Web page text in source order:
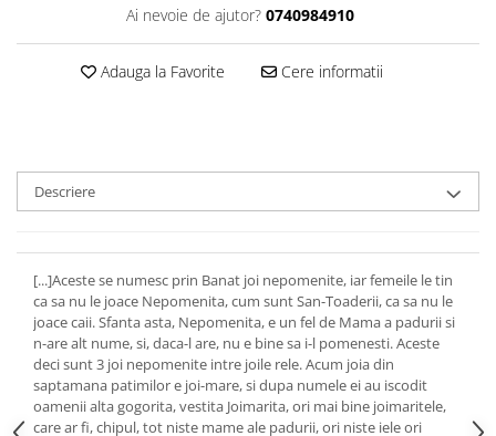
Ai nevoie de ajutor? 0740984910
Adauga la Favorite Cere informatii
Descriere
[...]Aceste se numesc prin Banat joi nepomenite, iar femeile le tin
ca sa nu le joace Nepomenita, cum sunt San-Toaderii, ca sa nu le
joace caii. Sfanta asta, Nepomenita, e un fel de Mama a padurii si
n-are alt nume, si, daca-l are, nu e bine sa i-l pomenesti. Aceste
deci sunt 3 joi nepomenite intre joile rele. Acum joia din
saptamana patimilor e joi-mare, si dupa numele ei au iscodit
oamenii alta gogorita, vestita Joimarita, ori mai bine joimaritele,
care ar fi, chipul, tot niste mame ale padurii, ori niste iele ori